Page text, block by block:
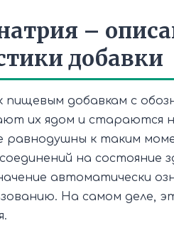
–
добавки
добавкам с
их ядом и стараются
равнодушны к таким
на состояние
автоматически
На самом деле,